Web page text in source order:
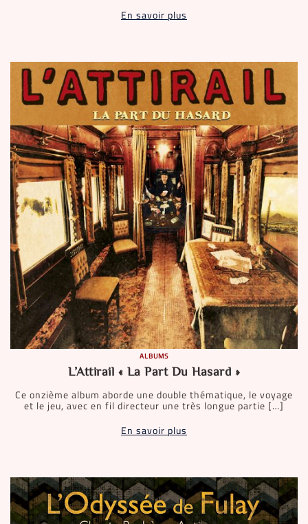
En savoir plus
ALBUMS
L’Attirail « La Part Du Hasard »
Ce onzième album aborde une double thématique, le voyage
et le jeu, avec en fil directeur une très longue partie […]
En savoir plus